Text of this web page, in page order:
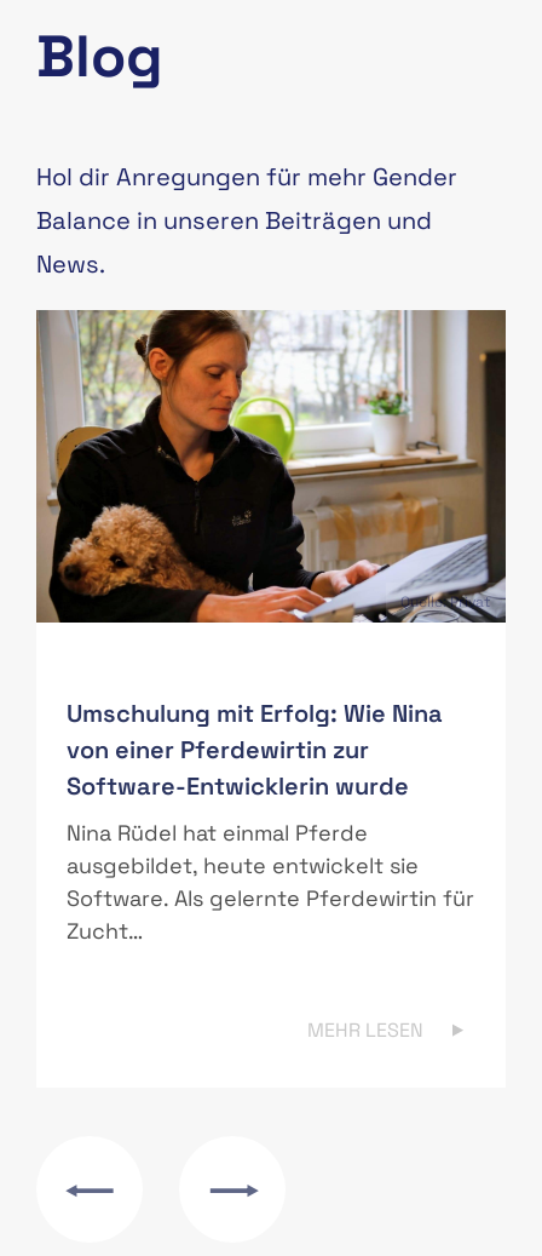
Blog
Hol dir Anregungen für mehr Gender
Balance in unseren Beiträgen und
News.
Quelle: Privat
Umschulung mit Erfolg: Wie Nina
von einer Pferdewirtin zur
Software-Entwicklerin wurde
Nina Rüdel hat einmal Pferde
ausgebildet, heute entwickelt sie
Software. Als gelernte Pferdewirtin für
Zucht…
MEHR LESEN